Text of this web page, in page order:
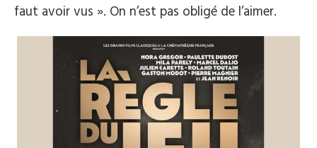
faut avoir vus ». On n’est pas obligé de l’aimer.